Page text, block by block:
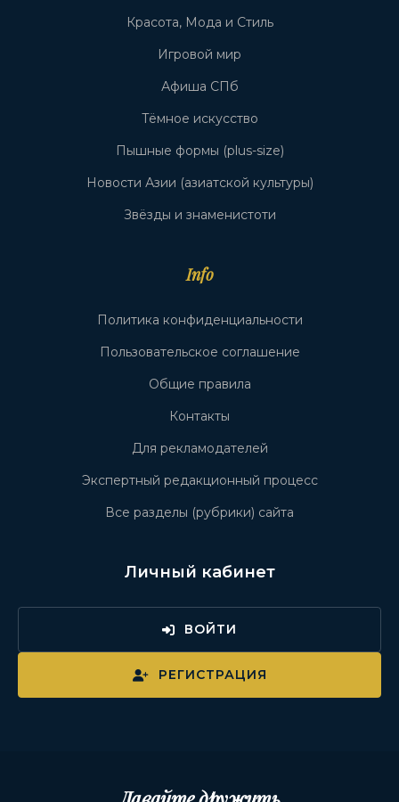
Красота, Мода и Стиль
Игровой мир
Афиша СПб
Тёмное искусство
Пышные формы (plus-size)
Новости Азии (азиатской культуры)
Звёзды и знаменистоти
Info
Политика конфиденциальности
Пользовательское соглашение
Общие правила
Контакты
Для рекламодателей
Экспертный редакционный процесс
Все разделы (рубрики) сайта
Личный кабинет
ВОЙТИ
РЕГИСТРАЦИЯ